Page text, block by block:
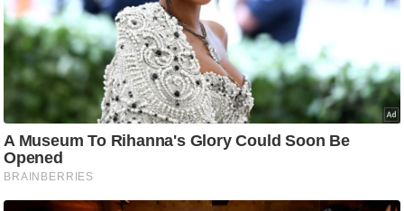
g
N
e
w
s
ला
इ
फ
स्टा